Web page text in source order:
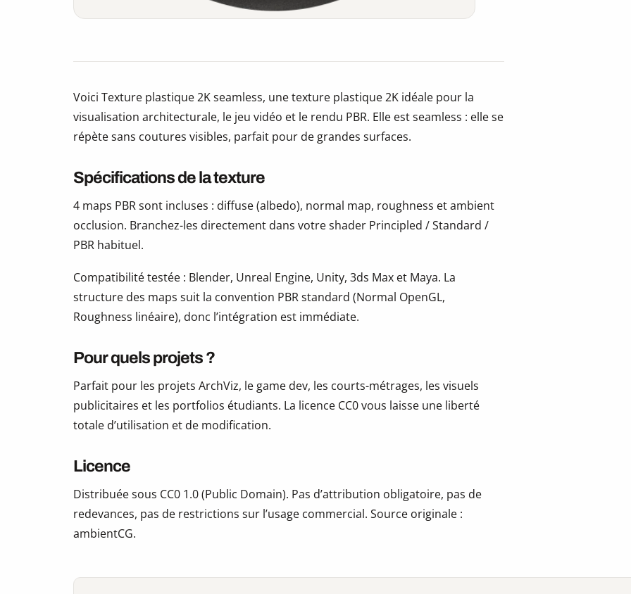
Voici Texture plastique 2K seamless, une texture plastique 2K idéale pour la
visualisation architecturale, le jeu vidéo et le rendu PBR. Elle est seamless : elle se
répète sans coutures visibles, parfait pour de grandes surfaces.
Spécifications de la texture
4 maps PBR sont incluses : diffuse (albedo), normal map, roughness et ambient
occlusion. Branchez-les directement dans votre shader Principled / Standard /
PBR habituel.
Compatibilité testée : Blender, Unreal Engine, Unity, 3ds Max et Maya. La
structure des maps suit la convention PBR standard (Normal OpenGL,
Roughness linéaire), donc l’intégration est immédiate.
Pour quels projets ?
Parfait pour les projets ArchViz, le game dev, les courts-métrages, les visuels
publicitaires et les portfolios étudiants. La licence CC0 vous laisse une liberté
totale d’utilisation et de modification.
Licence
Distribuée sous CC0 1.0 (Public Domain). Pas d’attribution obligatoire, pas de
redevances, pas de restrictions sur l’usage commercial. Source originale :
ambientCG.